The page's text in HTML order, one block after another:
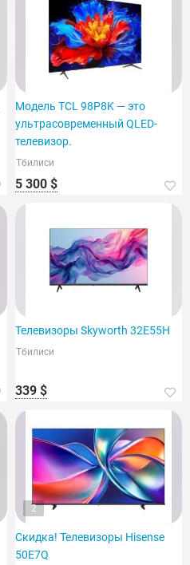
Модель TCL 98P8K — это
ультрасовременный QLED-
телевизор.
Тбилиси
5 300 $
Телевизоры Skyworth 32E55H
Тбилиси
339 $
2
Скидка! Телевизоры Hisense
50E7Q